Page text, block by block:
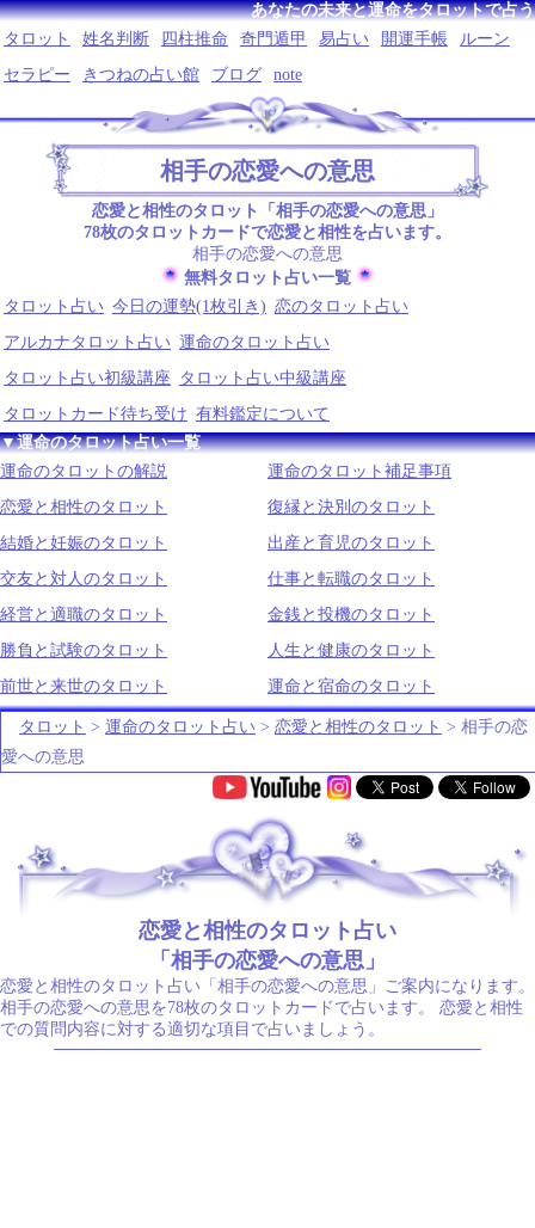
あなたの未来と運命をタロットで占う
タロット
姓名判断 四柱推命 奇門遁甲 易占い 開運手帳
ルーン
セラピー
きつねの占い館 ブログ note
相手の恋愛への意思
恋愛と相性のタロット「相手の恋愛への意思」
78枚のタロットカードで恋愛と相性を占います。
相手の恋愛への意思
無料タロット占い一覧
タロット占い 今日の運勢(1枚引き) 恋のタロット占い
アルカナタロット占い 運命のタロット占い
タロット占い初級講座
タロット占い中級講座
タロットカード待ち受け 有料鑑定について
▼運命のタロット占い一覧
運命のタロットの解説
運命のタロット補足事項
恋愛と相性のタロット
復縁と決別のタロット
結婚と妊娠のタロット
出産と育児のタロット
交友と対人のタロット
仕事と転職のタロット
経営と適職のタロット
金銭と投機のタロット
勝負と試験のタロット
人生と健康のタロット
前世と来世のタロット
運命と宿命のタロット
タロット > 運命のタロット占い > 恋愛と相性のタロット > 相手の恋
愛への意思
.
恋愛と相性のタロット占い
「相手の恋愛への意思」
恋愛と相性のタロット占い「相手の恋愛への意思」ご案内になります。
相手の恋愛への意思を78枚のタロットカードで占います。 恋愛と相性
での質問内容に対する適切な項目で占いましょう。